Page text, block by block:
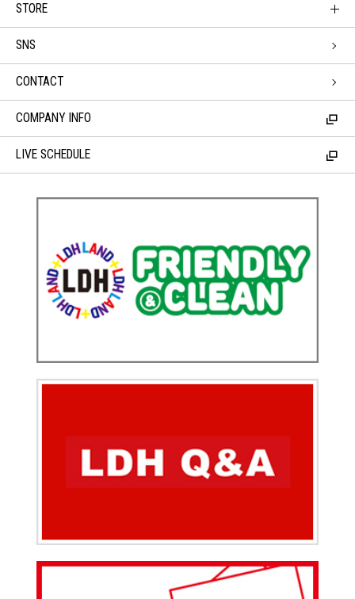
STORE
SNS
CONTACT
COMPANY INFO
LIVE SCHEDULE